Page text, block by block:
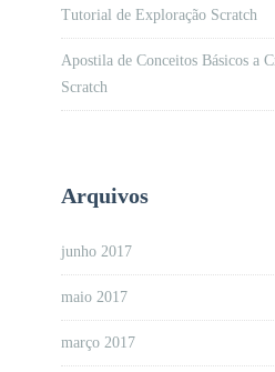
Tutorial de Exploração Scratch
Apostila de Conceitos Básicos a
Scratch
Arquivos
junho 2017
maio 2017
março 2017